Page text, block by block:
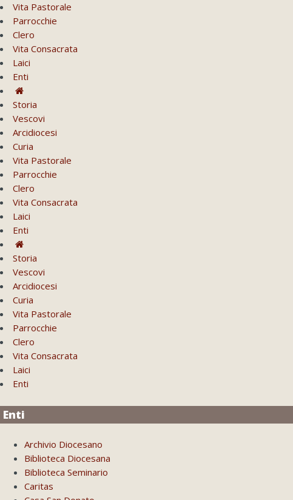
Vita Pastorale
Parrocchie
Clero
Vita Consacrata
Laici
Enti
Storia
Vescovi
Arcidiocesi
Curia
Vita Pastorale
Parrocchie
Clero
Vita Consacrata
Laici
Enti
Storia
Vescovi
Arcidiocesi
Curia
Vita Pastorale
Parrocchie
Clero
Vita Consacrata
Laici
Enti
Enti
Archivio Diocesano
Biblioteca Diocesana
Biblioteca Seminario
Caritas